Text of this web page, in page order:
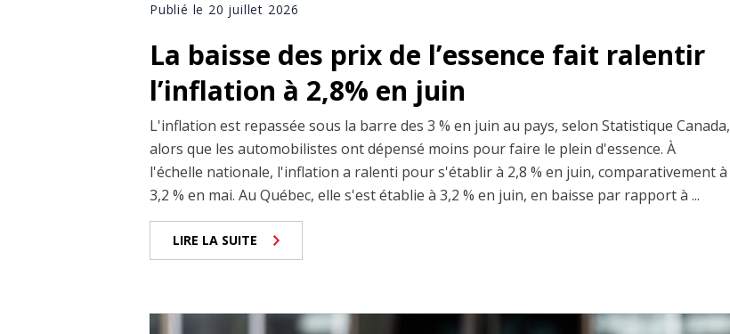
Publié le 20 juillet 2026
La baisse des prix de l’essence fait ralentir
l’inflation à 2,8% en juin
L'inflation est repassée sous la barre des 3 % en juin au pays, selon Statistique Canada,
alors que les automobilistes ont dépensé moins pour faire le plein d'essence. À
l'échelle nationale, l'inflation a ralenti pour s'établir à 2,8 % en juin, comparativement à
3,2 % en mai. Au Québec, elle s'est établie à 3,2 % en juin, en baisse par rapport à ...
LIRE LA SUITE